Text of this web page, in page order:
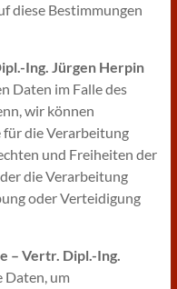
diese Bestimmungen
Ing. Jürgen Herpin
Daten im Falle des
wir können
die Verarbeitung
und Freiheiten der
die Verarbeitung
oder Verteidigung
– Vertr. Dipl.-Ing.
Daten, um